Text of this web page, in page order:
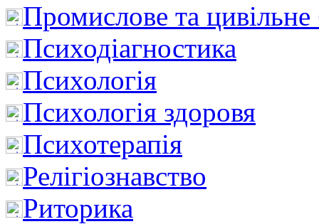
Промислове та цивільне
Психодіагностика
Психологія
Психологія здоровя
Психотерапія
Релігіознавство
Риторика